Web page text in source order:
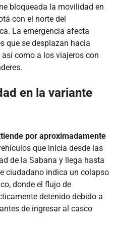
bloqueada la movilidad en
con el norte del
La emergencia afecta
que se desplazan hacia
como a los viajeros con
en la variante
por aproximadamente
que inicia desde las
de la Sabana y llega hasta
ciudadano indica un colapso
donde el flujo de
detenido debido a
de ingresar al casco